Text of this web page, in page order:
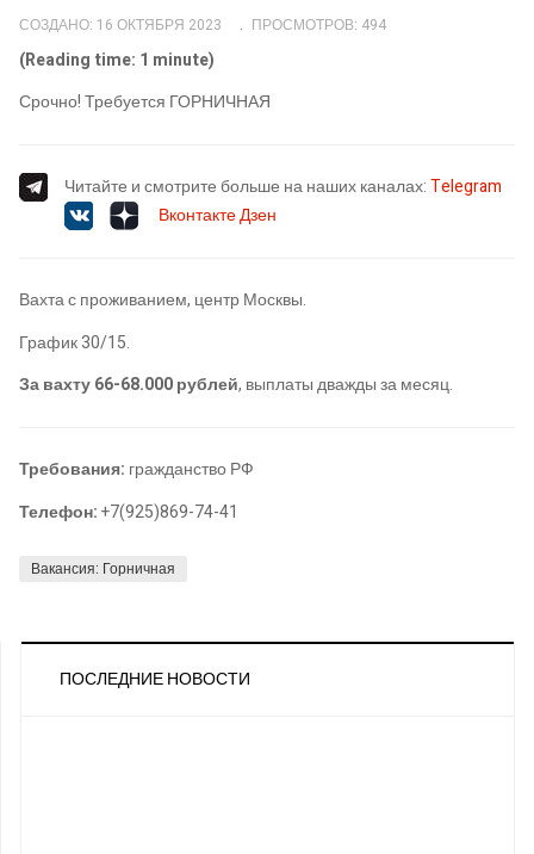
СОЗДАНО: 16 ОКТЯБРЯ 2023 ПРОСМОТРОВ: 494
(Reading time: 1 minute)
Срочно! Требуется ГОРНИЧНАЯ
Читайте и смотрите больше на наших каналах:Telegram
ВконтактеДзен
Вахта с проживанием, центр Москвы.
График 30/15.
За вахту 66-68.000 рублей, выплаты дважды за месяц.
Требования: гражданство РФ
Телефон:+7(925)869-74-41
Вакансия: Горничная
ПОСЛЕДНИЕ НОВОСТИ